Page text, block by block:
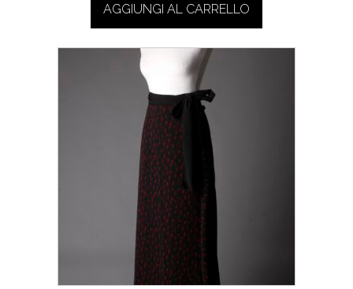
AGGIUNGI AL CARRELLO